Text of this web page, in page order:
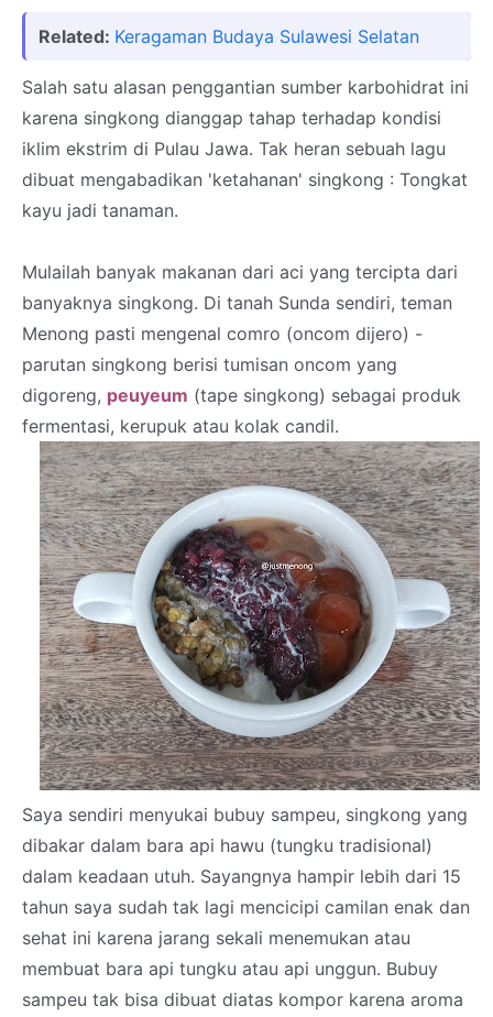
Related: Keragaman Budaya Sulawesi Selatan
Salah satu alasan penggantian sumber karbohidrat ini
karena singkong dianggap tahap terhadap kondisi
iklim ekstrim di Pulau Jawa. Tak heran sebuah lagu
dibuat mengabadikan 'ketahanan' singkong : Tongkat
kayu jadi tanaman.
Mulailah banyak makanan dari aci yang tercipta dari
banyaknya singkong. Di tanah Sunda sendiri, teman
Menong pasti mengenal comro (oncom dijero) -
parutan singkong berisi tumisan oncom yang
digoreng, peuyeum (tape singkong) sebagai produk
fermentasi, kerupuk atau kolak candil.
Saya sendiri menyukai bubuy sampeu, singkong yang
dibakar dalam bara api hawu (tungku tradisional)
dalam keadaan utuh. Sayangnya hampir lebih dari 15
tahun saya sudah tak lagi mencicipi camilan enak dan
sehat ini karena jarang sekali menemukan atau
membuat bara api tungku atau api unggun. Bubuy
sampeu tak bisa dibuat diatas kompor karena aroma